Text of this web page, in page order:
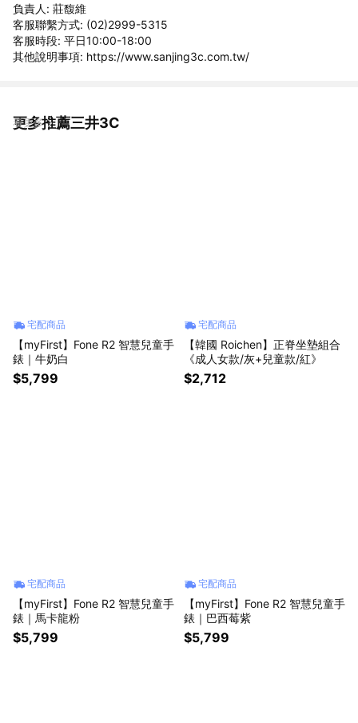
負責人: 莊馥維
客服聯繫方式: (02)2999-5315
客服時段: 平日10:00-18:00
其他說明事項: https://www.sanjing3c.com.tw/
更多推薦三井3C
看更多
宅配商品
【myFirst】Fone R2 智慧兒童手
錶｜牛奶白
$5,799
宅配商品
【韓國 Roichen】正脊坐墊組合
《成人女款/灰+兒童款/紅》
$2,712
宅配商品
【myFirst】Fone R2 智慧兒童手
錶｜馬卡龍粉
$5,799
宅配商品
【myFirst】Fone R2 智慧兒童手
錶｜巴西莓紫
$5,799